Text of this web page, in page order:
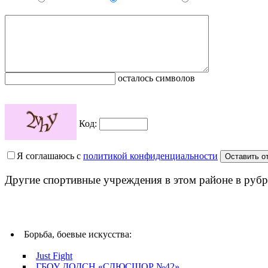
осталось символов
Код:
Я соглашаюсь с политикой конфиденциальности
Другие спортивные учреждения в этом районе в
Борьба, боевые искусства:
Just Fight